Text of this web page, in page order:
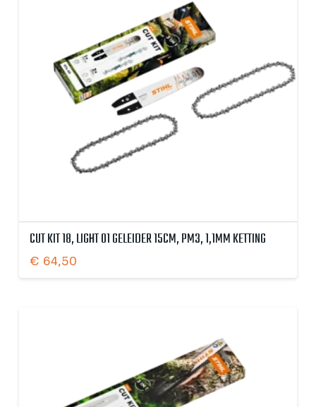
CUT KIT 18, LIGHT 01 GELEIDER 15CM, PM3, 1,1MM KETTING
€ 64,50